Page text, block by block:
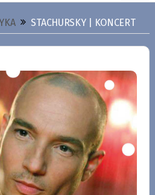
STACHURSKY | KONCERT